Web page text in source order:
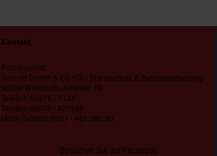
Kontakt:
Postanschrift:
Schmitt GmbH & Co.KG - Brandschutz & Betonbearbeitung
96260 Weismain, Arnstein 19
Telefon: 09575 - 7124
Telefax: 09575 - 921298
Mobil-Telefon: 0151 - 461 380 93
Besuchen Sie auf Facebook